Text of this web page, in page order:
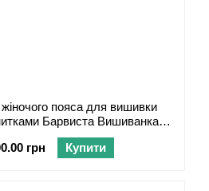
жіночого пояса для вишивки
Барвиста Вишиванка
ПС070пБнннн
грн
Купити